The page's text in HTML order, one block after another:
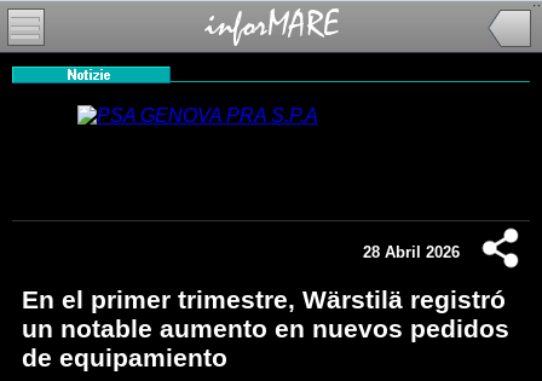
28 Abril 2026
En el primer trimestre, Wärstilä registró
un notable aumento en nuevos pedidos
de equipamiento